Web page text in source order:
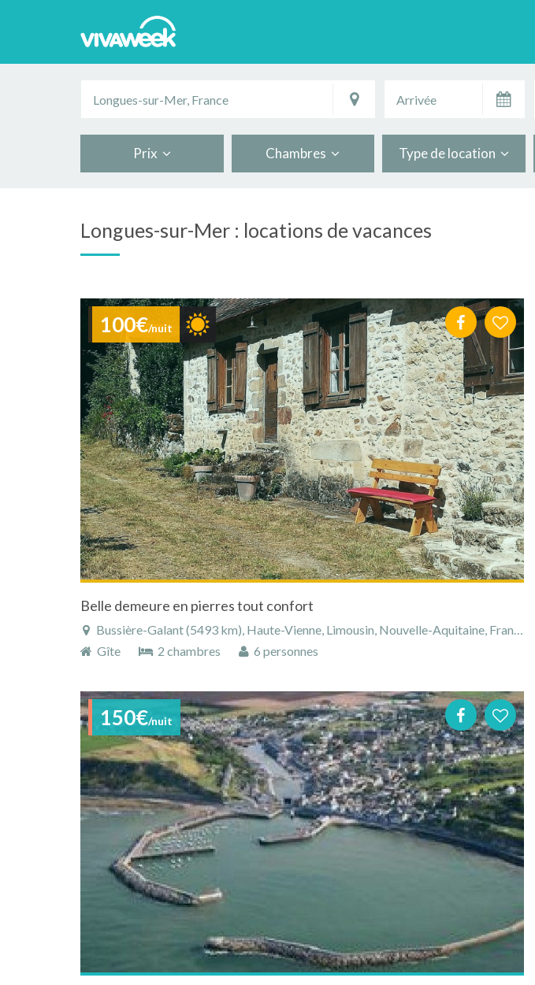
Prix Chambres Type de location
Longues-sur-Mer : locations de vacances
100€/nuit
Belle demeure en pierres tout confort
Bussière-Galant (5493 km), Haute-Vienne, Limousin, Nouvelle-Aquitaine, France
Gîte
2 chambres 6 personnes
150€/nuit